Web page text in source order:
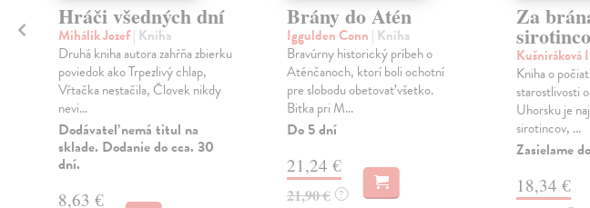
Hráči všedných dní
Mihálik Jozef| Kniha
Druhá kniha autora zahŕňa zbierku
poviedok ako Trpezlivý chlap,
Vŕtačka nestačila, Človek nikdy
nevi...
Dodávateľ nemá titul na
sklade. Dodanie do cca. 30
dní.
8,63 €
Brány do Atén
Iggulden Conn | Kniha
Bravúrny historický príbeh o
Aténčanoch, ktorí boli ochotní
pre slobodu obetovať všetko.
Bitka pri M...
Do 5 dní
21,24 €
21,90 € ?
Za
Kušniráková
Kniha o
starostlivosti
Uhorsku je
sirotincov, ...
Zasielame
18,34 €